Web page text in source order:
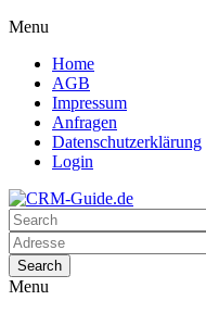
Menu
Home
AGB
Impressum
Anfragen
Datenschutzerklärung
Login
Menu